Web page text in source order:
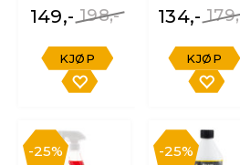
198,-
149,-
KJØP
134,-
KJØP
25% 25%